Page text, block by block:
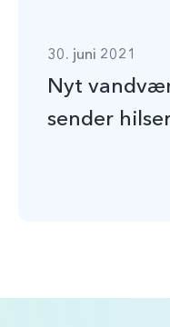
30. juni 2021
Nyt
sender